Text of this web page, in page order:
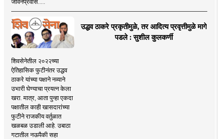
उद्धव ठाकरे प्रकृतीमुळे, तर आदित्य प्रवृत्तीमुळे मागे
पडले : सुशील कुलकर्णी
शिवसेनेतील २०२२च्या
ऐतिहासिक फुटीनंतर उद्धव
ठाकरे यांच्या पक्षाने नव्याने
उभारी घेण्याचा प्रयत्न केला
खरा. मात्र, आता पुन्हा एकदा
पक्षातील काही खासदारांच्या
फुटीने राजकीय वर्तुळात
खळबळ उडाली आहे. उबाठा
गटातील नऊपैकी सहा